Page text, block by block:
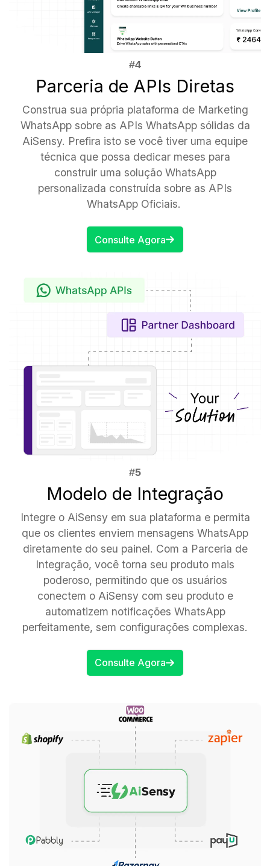
Parceria de APIs Diretas
Construa sua própria plataforma de Marketing
WhatsApp sobre as APIs WhatsApp sólidas da
AiSensy. Prefira isto se você tiver uma equipe
técnica que possa dedicar meses para
construir uma solução WhatsApp
personalizada construída sobre as APIs
WhatsApp Oficiais.
Consulte Agora
Modelo de Integração
Integre o AiSensy em sua plataforma e permita
que os clientes enviem mensagens WhatsApp
diretamente do seu painel. Com a Parceria de
Integração, você torna seu produto mais
poderoso, permitindo que os usuários
conectem o AiSensy com seu produto e
automatizem notificações WhatsApp
perfeitamente, sem configurações complexas.
Consulte Agora